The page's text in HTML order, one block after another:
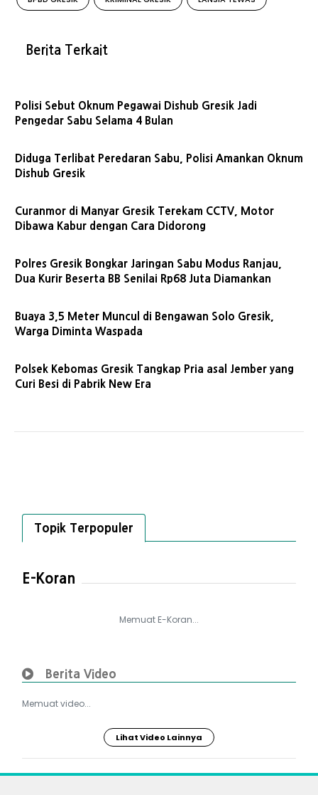
Berita Terkait
Polisi Sebut Oknum Pegawai Dishub Gresik Jadi
Pengedar Sabu Selama 4 Bulan
Diduga Terlibat Peredaran Sabu, Polisi Amankan Oknum
Dishub Gresik
Curanmor di Manyar Gresik Terekam CCTV, Motor
Dibawa Kabur dengan Cara Didorong
Polres Gresik Bongkar Jaringan Sabu Modus Ranjau,
Dua Kurir Beserta BB Senilai Rp68 Juta Diamankan
Buaya 3,5 Meter Muncul di Bengawan Solo Gresik,
Warga Diminta Waspada
Polsek Kebomas Gresik Tangkap Pria asal Jember yang
Curi Besi di Pabrik New Era
Topik Terpopuler
E-Koran
Memuat E-Koran...
Berita Video
Memuat video...
Lihat Video Lainnya